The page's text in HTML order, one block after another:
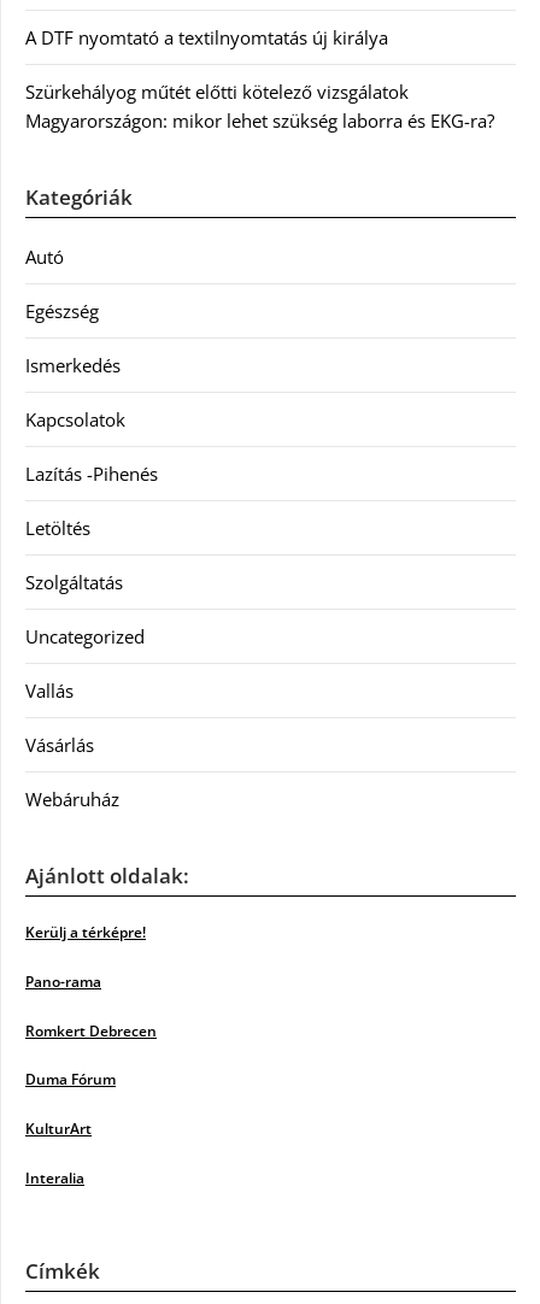
A DTF nyomtató a textilnyomtatás új királya
Szürkehályog műtét előtti kötelező vizsgálatok
Magyarországon: mikor lehet szükség laborra és EKG-ra?
Kategóriák
Autó
Egészség
Ismerkedés
Kapcsolatok
Lazítás -Pihenés
Letöltés
Szolgáltatás
Uncategorized
Vallás
Vásárlás
Webáruház
Ajánlott oldalak:
Kerülj a térképre!
Pano-rama
Romkert Debrecen
Duma Fórum
KulturArt
Interalia
Címkék